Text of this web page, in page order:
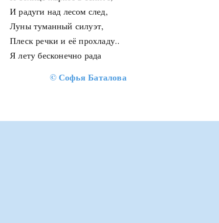
И радуги над лесом след,
Луны туманный силуэт,
Плеск речки и её прохладу..
Я лету бесконечно рада
© Софья Баталова